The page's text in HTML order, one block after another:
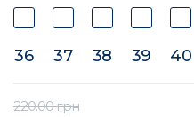
36 37 38 39 40
220.00 грн